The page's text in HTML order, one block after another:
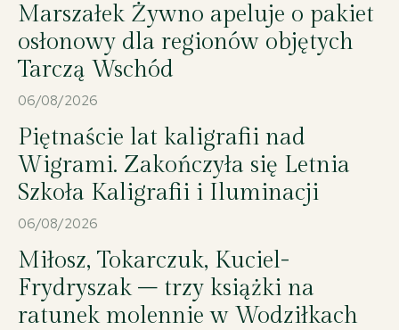
Marszałek Żywno apeluje o pakiet
osłonowy dla regionów objętych
Tarczą Wschód
06/08/2026
Piętnaście lat kaligrafii nad
Wigrami. Zakończyła się Letnia
Szkoła Kaligrafii i Iluminacji
06/08/2026
Miłosz, Tokarczuk, Kuciel-
Frydryszak – trzy książki na
ratunek molennie w Wodziłkach